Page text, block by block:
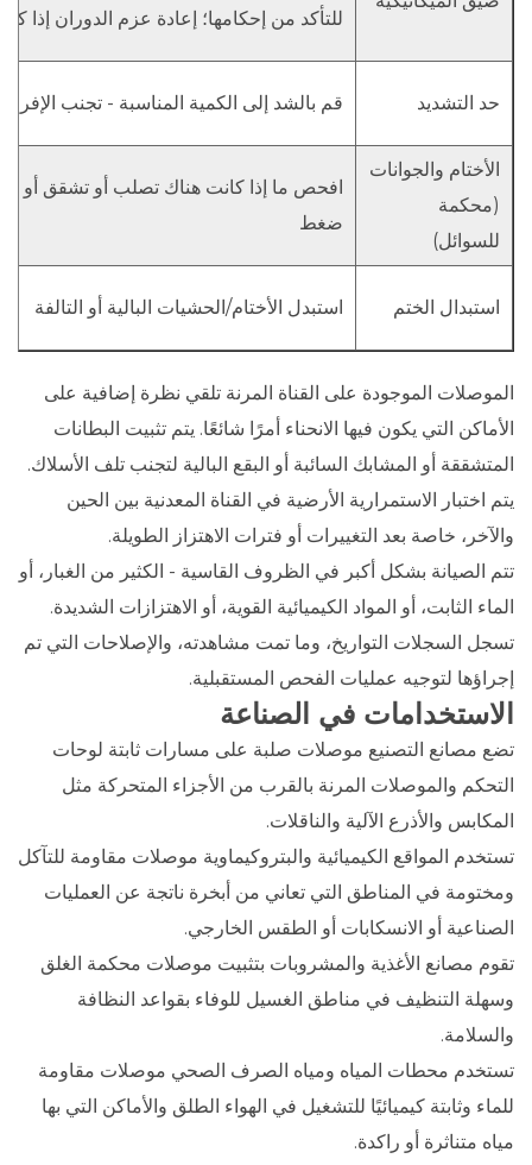
للتأكد من إحكامها؛ إعادة عزم الدوران إذا
حد التشديد قم بالشد إلى الكمية المناسبة - تجنب
الأختام والجوانات
(محكمة
للسوائل)
افحص ما إذا كانت هناك تصلب أو تشقق أو
ضغط
استبدال الختم استبدل الأختام/الحشيات البالية أو التالفة
الموصلات الموجودة على القناة المرنة تلقي نظرة إضافية على
الأماكن التي يكون فيها الانحناء أمرًا شائعًا. يتم تثبيت البطانات
المتشققة أو المشابك السائبة أو البقع البالية لتجنب تلف الأسلاك.
يتم اختبار الاستمرارية الأرضية في القناة المعدنية بين الحين
والآخر، خاصة بعد التغييرات أو فترات الاهتزاز الطويلة.
تتم الصيانة بشكل أكبر في الظروف القاسية - الكثير من الغبار، أو
الماء الثابت، أو المواد الكيميائية القوية، أو الاهتزازات الشديدة.
تسجل السجلات التواريخ، وما تمت مشاهدته، والإصلاحات التي تم
إجراؤها لتوجيه عمليات الفحص المستقبلية.
الاستخدامات في الصناعة
تضع مصانع التصنيع موصلات صلبة على مسارات ثابتة لوحات
التحكم والموصلات المرنة بالقرب من الأجزاء المتحركة مثل
المكابس والأذرع الآلية والناقلات.
تستخدم المواقع الكيميائية والبتروكيماوية موصلات مقاومة للتآكل
ومختومة في المناطق التي تعاني من أبخرة ناتجة عن العمليات
الصناعية أو الانسكابات أو الطقس الخارجي.
تقوم مصانع الأغذية والمشروبات بتثبيت موصلات محكمة الغلق
وسهلة التنظيف في مناطق الغسيل للوفاء بقواعد النظافة
والسلامة.
تستخدم محطات المياه ومياه الصرف الصحي موصلات مقاومة
للماء وثابتة كيميائيًا للتشغيل في الهواء الطلق والأماكن التي بها
مياه متناثرة أو راكدة.